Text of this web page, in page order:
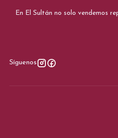
En El Sultán no solo vendemos
Síguenos